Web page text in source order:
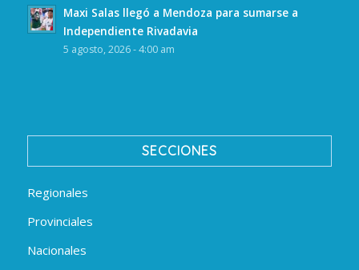
Maxi Salas llegó a Mendoza para sumarse a
Independiente Rivadavia
5 agosto, 2026 - 4:00 am
SECCIONES
Regionales
Provinciales
Nacionales